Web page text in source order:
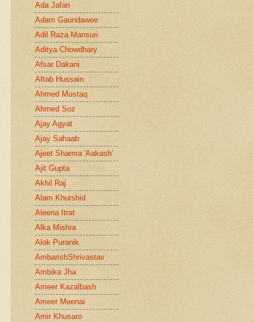
Ada Jafari
Adam Gaundawee
Adil Raza Mansuri
Aditya Chowdhary
Afsar Dakani
Aftab Hussain
Ahmed Mustaq
Ahmed Soz
Ajay Agyat
Ajay Sahaab
Ajeet Sharma 'Aakash'
Ajit Gupta
Akhil Raj
Alam Khurshid
Aleena Itrat
Alka Mishra
Alok Puranik
AmbarishShrivastav
Ambika Jha
Ameer Kazalbash
Ameer Meenai
Amir Khusaro